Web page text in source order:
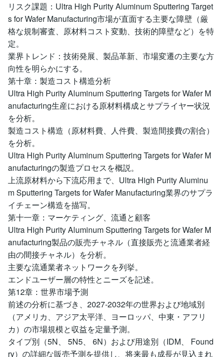
リスク課題：Ultra High Purity Aluminum Sputtering Target
s for Wafer Manufacturing市場が直面する主要な障壁（厳
格な規制審査、原材料コスト変動、技術的障壁など）を特
定。
業界トレンド：技術発展、製品革新、市場変遷の主要な方
向性を明らかにする。
第十章：製造コスト構造分析
Ultra High Purity Aluminum Sputtering Targets for Wafer M
anufacturing生産における原材料構成とサプライヤー状況
を分析。
製造コスト構造（原材料費、人件費、製造間接費の割合）
を分析。
Ultra High Purity Aluminum Sputtering Targets for Wafer M
anufacturingの製造プロセスを概説。
上流原材料から下流応用まで、Ultra High Purity Aluminu
m Sputtering Targets for Wafer Manufacturing業界のサプラ
イチェーン構造を描写。
第十一章：マーケティング、流通と顧客
Ultra High Purity Aluminum Sputtering Targets for Wafer M
anufacturing製品の販売チャネル（直接販売と流通業者経
由の間接チャネル）を分析。
主要な流通業者ネットワークを列挙。
エンドユーザー層の特性とニーズを記述。
第12章：世界市場予測
前述の分析に基づき、2027-2032年の世界および地域別
（アメリカ、アジア太平洋、ヨーロッパ、中東・アフリ
カ）の市場規模と収益を定量予測。
タイプ別（5N、 5N5、 6N）および用途別（IDM、 Found
ry）の詳細な販売予測を提供し、将来最も成長が見込まれ